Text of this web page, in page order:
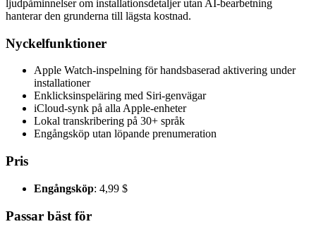
ljudpåminnelser om installationsdetaljer utan AI-bearbetning
hanterar den grunderna till lägsta kostnad.
Nyckelfunktioner
Apple Watch-inspelning för handsbaserad aktivering under
installationer
Enklicksinspeläring med Siri-genvägar
iCloud-synk på alla Apple-enheter
Lokal transkribering på 30+ språk
Engångsköp utan löpande prenumeration
Pris
Engångsköp: 4,99 $
Passar bäst för